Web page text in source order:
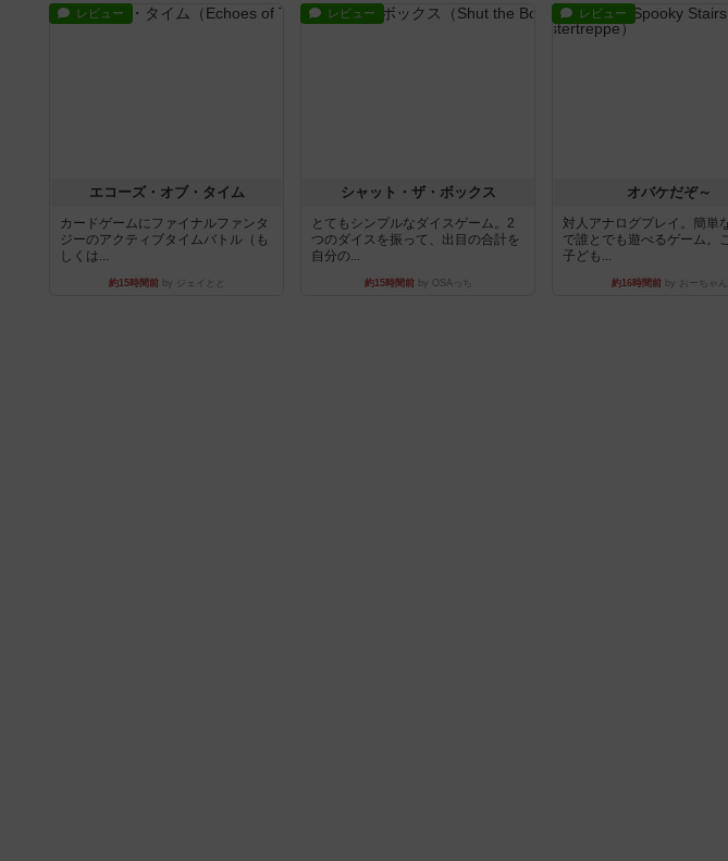
レビュー
エコーズ・オブ・タイム
カードゲームにファイナルファンタ
ジーのアクティブタイムバトル（も
しくは...
約15時間前by ジェイとと
レビュー
シャット・ザ・ボックス
とてもシンプルなダイスゲーム。2
つのダイスを振って、出目の合計を
自分の...
約15時間前by OSAっち
レビュー
オバケだぞ～
対人アナログプレイ。簡単
で誰とでも遊べるゲーム。
子ども...
約16時間前by おーちゃん